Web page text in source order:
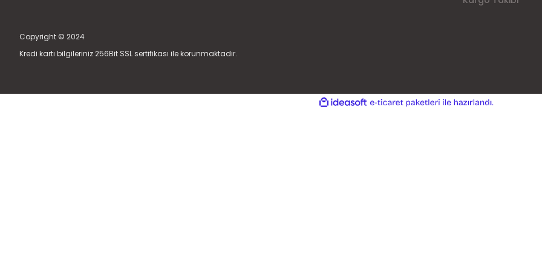
Copyright © 2024
Kredi kartı bilgileriniz 256Bit SSL sertifikası ile korunmaktadır.
ideasoft
e-